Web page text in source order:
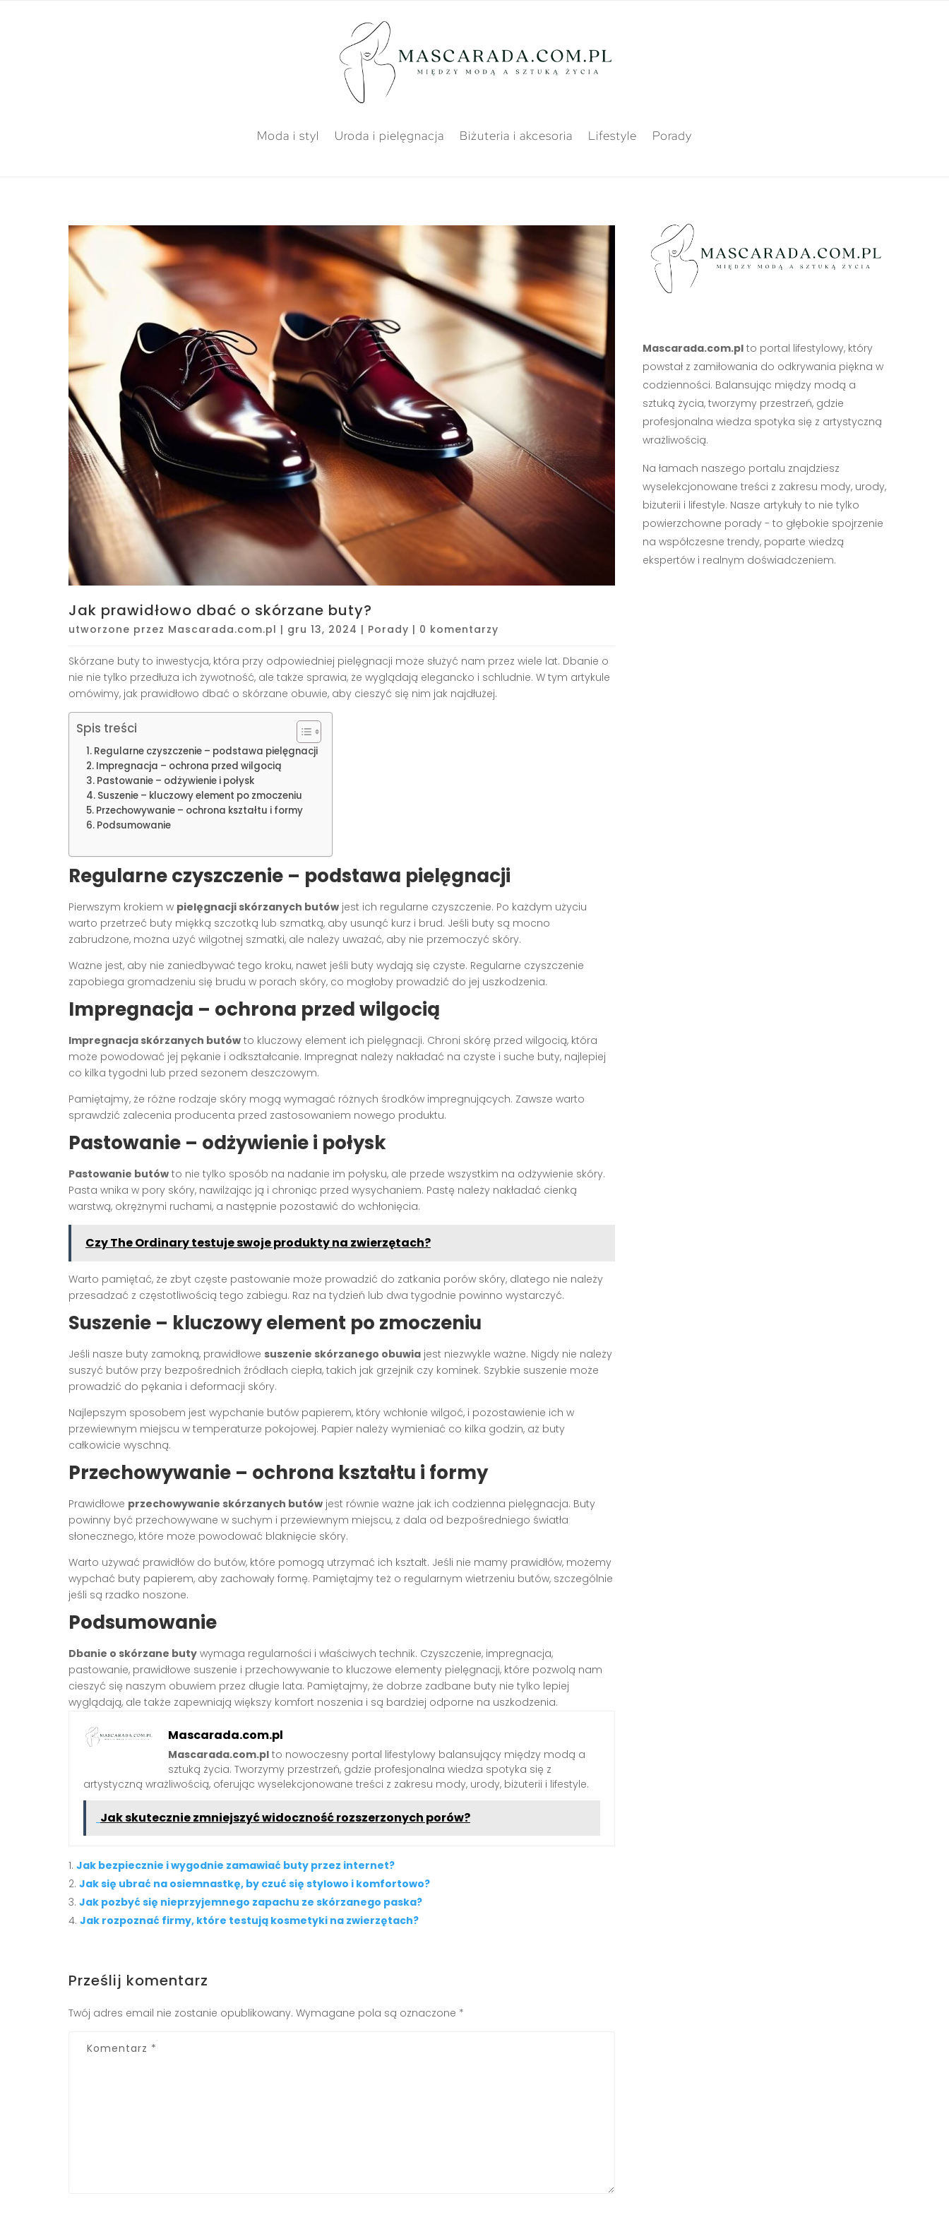
Moda i styl Uroda i pielęgnacja Biżuteria i akcesoria Lifestyle Porady
Jak prawidłowo dbać o skórzane buty?
utworzone przez Mascarada.com.pl | gru 13, 2024 | Porady | 0 komentarzy
Skórzane buty to inwestycja, która przy odpowiedniej pielęgnacji może służyć nam przez wiele lat. Dbanie o
nie nie tylko przedłuża ich żywotność, ale także sprawia, że wyglądają elegancko i schludnie. W tym artykule
omówimy, jak prawidłowo dbać o skórzane obuwie, aby cieszyć się nim jak najdłużej.
Spis treści
Regularne czyszczenie – podstawa pielęgnacji
Impregnacja – ochrona przed wilgocią
Pastowanie – odżywienie i połysk
Suszenie – kluczowy element po zmoczeniu
Przechowywanie – ochrona kształtu i formy
Podsumowanie
Regularne czyszczenie – podstawa pielęgnacji
Pierwszym krokiem w pielęgnacji skórzanych butów jest ich regularne czyszczenie. Po każdym użyciu
warto przetrzeć buty miękką szczotką lub szmatką, aby usunąć kurz i brud. Jeśli buty są mocno
zabrudzone, można użyć wilgotnej szmatki, ale należy uważać, aby nie przemoczyć skóry.
Ważne jest, aby nie zaniedbywać tego kroku, nawet jeśli buty wydają się czyste. Regularne czyszczenie
zapobiega gromadzeniu się brudu w porach skóry, co mogłoby prowadzić do jej uszkodzenia.
Impregnacja – ochrona przed wilgocią
Impregnacja skórzanych butów to kluczowy element ich pielęgnacji. Chroni skórę przed wilgocią, która
może powodować jej pękanie i odkształcanie. Impregnat należy nakładać na czyste i suche buty, najlepiej
co kilka tygodni lub przed sezonem deszczowym.
Pamiętajmy, że różne rodzaje skóry mogą wymagać różnych środków impregnujących. Zawsze warto
sprawdzić zalecenia producenta przed zastosowaniem nowego produktu.
Pastowanie – odżywienie i połysk
Pastowanie butów to nie tylko sposób na nadanie im połysku, ale przede wszystkim na odżywienie skóry.
Pasta wnika w pory skóry, nawilżając ją i chroniąc przed wysychaniem. Pastę należy nakładać cienką
warstwą, okrężnymi ruchami, a następnie pozostawić do wchłonięcia.
Czy The Ordinary testuje swoje produkty na zwierzętach?
Warto pamiętać, że zbyt częste pastowanie może prowadzić do zatkania porów skóry, dlatego nie należy
przesadzać z częstotliwością tego zabiegu. Raz na tydzień lub dwa tygodnie powinno wystarczyć.
Suszenie – kluczowy element po zmoczeniu
Jeśli nasze buty zamokną, prawidłowe suszenie skórzanego obuwia jest niezwykle ważne. Nigdy nie należy
suszyć butów przy bezpośrednich źródłach ciepła, takich jak grzejnik czy kominek. Szybkie suszenie może
prowadzić do pękania i deformacji skóry.
Najlepszym sposobem jest wypchanie butów papierem, który wchłonie wilgoć, i pozostawienie ich w
przewiewnym miejscu w temperaturze pokojowej. Papier należy wymieniać co kilka godzin, aż buty
całkowicie wyschną.
Przechowywanie – ochrona kształtu i formy
Prawidłowe przechowywanie skórzanych butów jest równie ważne jak ich codzienna pielęgnacja. Buty
powinny być przechowywane w suchym i przewiewnym miejscu, z dala od bezpośredniego światła
słonecznego, które może powodować blaknięcie skóry.
Warto używać prawidłów do butów, które pomogą utrzymać ich kształt. Jeśli nie mamy prawidłów, możemy
wypchać buty papierem, aby zachowały formę. Pamiętajmy też o regularnym wietrzeniu butów, szczególnie
jeśli są rzadko noszone.
Podsumowanie
Dbanie o skórzane buty wymaga regularności i właściwych technik. Czyszczenie, impregnacja,
pastowanie, prawidłowe suszenie i przechowywanie to kluczowe elementy pielęgnacji, które pozwolą nam
cieszyć się naszym obuwiem przez długie lata. Pamiętajmy, że dobrze zadbane buty nie tylko lepiej
wyglądają, ale także zapewniają większy komfort noszenia i są bardziej odporne na uszkodzenia.
Mascarada.com.pl
Mascarada.com.pl to nowoczesny portal lifestylowy balansujący między modą a
sztuką życia. Tworzymy przestrzeń, gdzie profesjonalna wiedza spotyka się z
artystyczną wrażliwością, oferując wyselekcjonowane treści z zakresu mody, urody, biżuterii i lifestyle.
Jak skutecznie zmniejszyć widoczność rozszerzonych porów?
Jak bezpiecznie i wygodnie zamawiać buty przez internet?
Jak się ubrać na osiemnastkę, by czuć się stylowo i komfortowo?
Jak pozbyć się nieprzyjemnego zapachu ze skórzanego paska?
Jak rozpoznać firmy, które testują kosmetyki na zwierzętach?
Prześlij komentarz
Twój adres email nie zostanie opublikowany. Wymagane pola są oznaczone *
Mascarada.com.plto portal lifestylowy, który
powstał z zamiłowania do odkrywania piękna w
codzienności. Balansując między modą a
sztuką życia, tworzymy przestrzeń, gdzie
profesjonalna wiedza spotyka się z artystyczną
wrażliwością.
Na łamach naszego portalu znajdziesz
wyselekcjonowane treści z zakresu mody, urody,
biżuterii i lifestyle. Nasze artykuły to nie tylko
powierzchowne porady - to głębokie spojrzenie
na współczesne trendy, poparte wiedzą
ekspertów i realnym doświadczeniem.